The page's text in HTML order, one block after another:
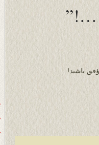
…!”
باشید!